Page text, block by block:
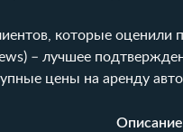
которые оценили
) – лучшее
цены на аренду
Описание